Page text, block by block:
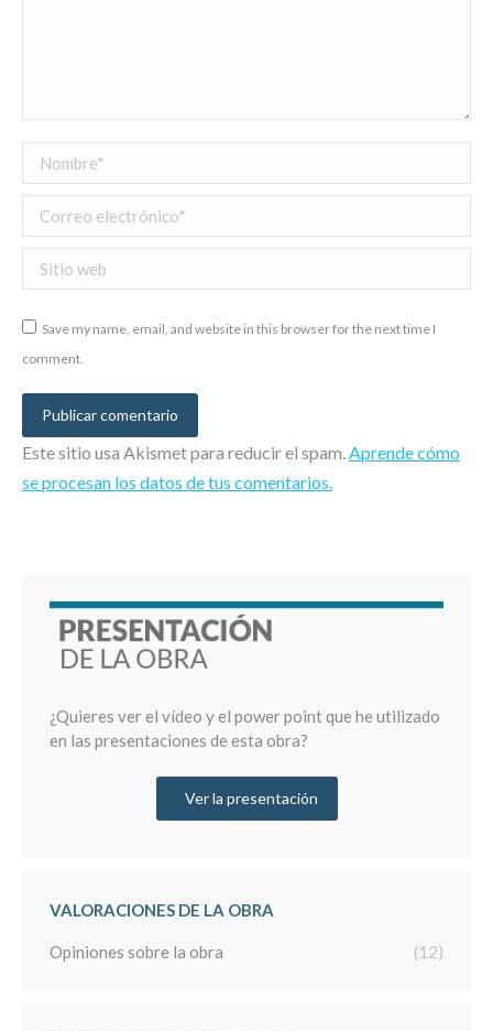
Nombre *
Correo electrónico *
Sitio web
Save my name, email, and website in this browser for the next time I
comment.
Publicar comentario
Este sitio usa Akismet para reducir el spam.Aprende cómo
se procesan los datos de tus comentarios.
¿Quieres ver el vídeo y el power point que he utilizado
en las presentaciones de esta obra?
Ver la presentación
VALORACIONES DE LA OBRA
Opiniones sobre la obra (12)